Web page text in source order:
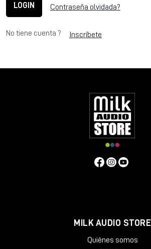
LOGIN Contraseña olvidada?
No tiene cuenta ? Inscríbete
MILK AUDIO STORE
Quiénes somos